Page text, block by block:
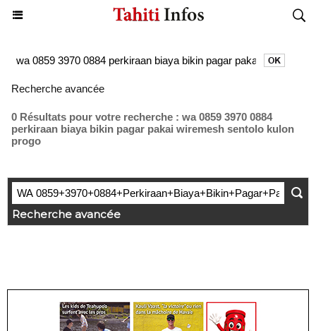
Recherche avancée
0 Résultats pour votre recherche : wa 0859 3970 0884
perkiraan biaya bikin pagar pakai wiremesh sentolo kulon
progo
Recherche avancée